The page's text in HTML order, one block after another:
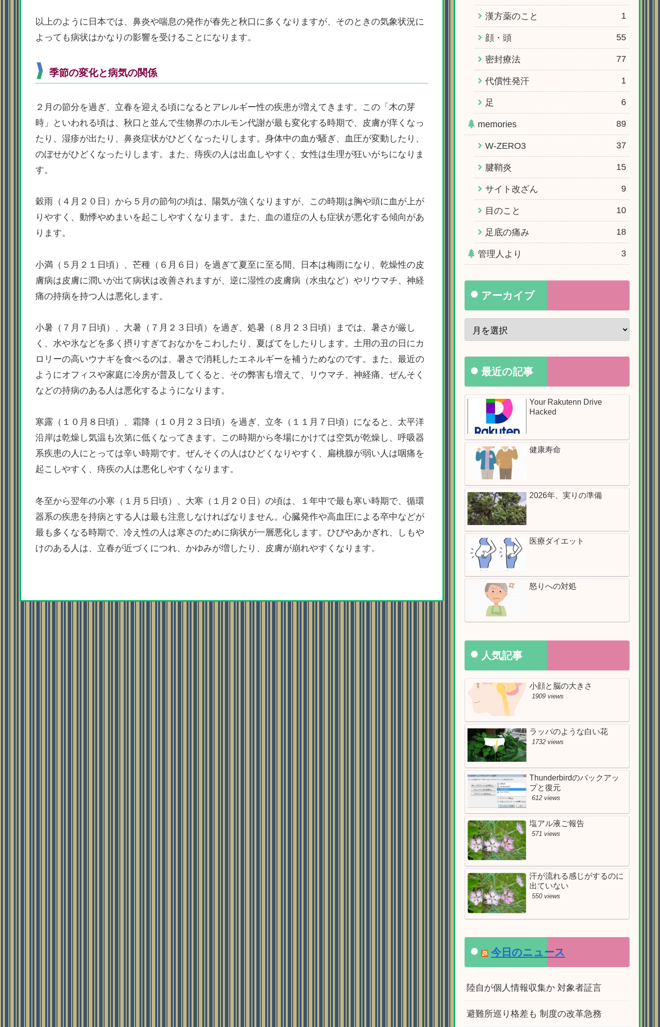
以上のように日本では、鼻炎や喘息の発作が春先と秋口に多くなりますが、そのときの気象状況に
よっても病状はかなりの影響を受けることになります。
季節の変化と病気の関係
２月の節分を過ぎ、立春を迎える頃になるとアレルギー性の疾患が増えてきます。この「木の芽
時」といわれる頃は、秋口と並んで生物界のホルモン代謝が最も変化する時期で、皮膚が痒くなっ
たり、湿疹が出たり、鼻炎症状がひどくなったりします。身体中の血が騒ぎ、血圧が変動したり、
のぼせがひどくなったりします。また、痔疾の人は出血しやすく、女性は生理が狂いがちになりま
す。
穀雨（４月２０日）から５月の節句の頃は、陽気が強くなりますが、この時期は胸や頭に血が上が
りやすく、動悸やめまいを起こしやすくなります。また、血の道症の人も症状が悪化する傾向があ
ります。
小満（５月２１日頃）、芒種（６月６日）を過ぎて夏至に至る間、日本は梅雨になり、乾燥性の皮
膚病は皮膚に潤いが出て病状は改善されますが、逆に湿性の皮膚病（水虫など）やリウマチ、神経
痛の持病を持つ人は悪化します。
小暑（７月７日頃）、大暑（７月２３日頃）を過ぎ、処暑（８月２３日頃）までは、暑さが厳し
く、水や氷などを多く摂りすぎておなかをこわしたり、夏ばてをしたりします。土用の丑の日にカ
ロリーの高いウナギを食べるのは、暑さで消耗したエネルギーを補うためなのです。また、最近の
ようにオフィスや家庭に冷房が普及してくると、その弊害も増えて、リウマチ、神経痛、ぜんそく
などの持病のある人は悪化するようになります。
寒露（１０月８日頃）、霜降（１０月２３日頃）を過ぎ、立冬（１１月７日頃）になると、太平洋
沿岸は乾燥し気温も次第に低くなってきます。この時期から冬場にかけては空気が乾燥し、呼吸器
系疾患の人にとっては辛い時期です。ぜんそくの人はひどくなりやすく、扁桃腺が弱い人は咽痛を
起こしやすく、痔疾の人は悪化しやすくなります。
冬至から翌年の小寒（１月５日頃）、大寒（１月２０日）の頃は、１年中で最も寒い時期で、循環
器系の疾患を持病とする人は最も注意しなければなりません。心臓発作や高血圧による卒中などが
最も多くなる時期で、冷え性の人は寒さのために病状が一層悪化します。ひびやあかぎれ、しもや
けのある人は、立春が近づくにつれ、かゆみが増したり、皮膚が崩れやすくなります。
漢方薬のこと 1
顔・頭 55
密封療法 77
代償性発汗 1
足 6
memories 89
W-ZERO3 37
腱鞘炎 15
サイト改ざん 9
目のこと 10
足底の痛み 18
管理人より 3
アーカイブ
最近の記事
Your Rakutenn Drive
Hacked
健康寿命
2026年、実りの準備
医療ダイエット
怒りへの対処
人気記事
小顔と脳の大きさ
1909 views
ラッパのような白い花
1732 views
Thunderbirdのバックアッ
プと復元
612 views
塩アル液ご報告
571 views
汗が流れる感じがするのに
出ていない
550 views
今日のニュース
陸自が個人情報収集か 対象者証言
避難所巡り格差も 制度の改革急務